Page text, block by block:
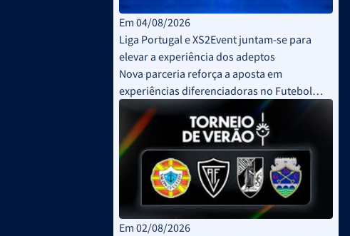
Em 04/08/2026
Liga Portugal e XS2Event juntam-se para
elevar a experiência dos adeptos
Nova parceria reforça a aposta em
experiências diferenciadoras no Futebol
Profissional
Em 02/08/2026